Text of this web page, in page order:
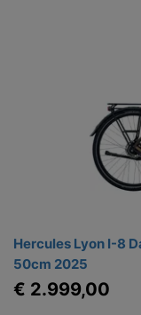
Hercules Lyon I-8
50cm 2025
€ 2.999,00